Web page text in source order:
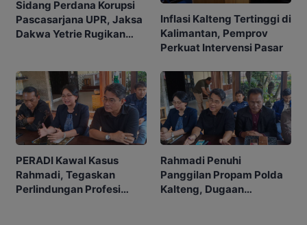
Sidang Perdana Korupsi
Pascasarjana UPR, Jaksa
Dakwa Yetrie Rugikan
Inflasi Kalteng Tertinggi di
Kalimantan, Pemprov
Perkuat Intervensi Pasar
PERADI Kawal Kasus
Rahmadi, Tegaskan
Perlindungan Profesi
Rahmadi Penuhi
Panggilan Propam Polda
Kalteng, Dugaan